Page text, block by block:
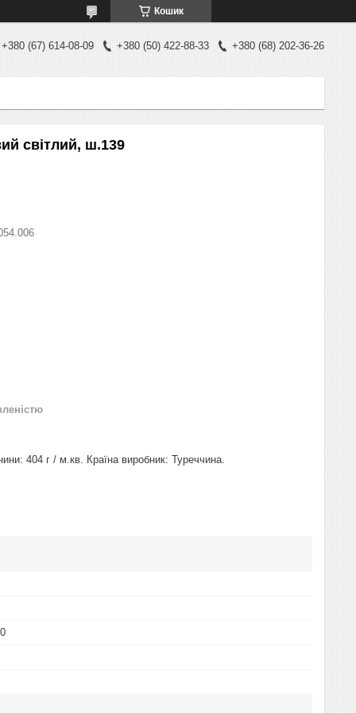
Кошик
+380 (67) 614-08-09 +380 (50) 422-88-33 +380 (68) 202-36-26
світлий, ш.139
404 г / м.кв. Країна виробник: Туреччина.